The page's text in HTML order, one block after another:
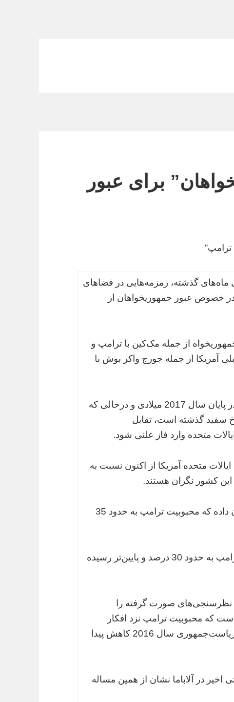
برای عبور
ترامپ”
ماه‌های گذشته، زمزمه‌هایی در فضاهای
خصوص عبور جمهوریخواهان از‌
از جمله مک‌کین با‌ ترامپ و
آمریکا از جمله جورج واکر بوش با
با این حال کمتر کسی تصور می‌کرد که در پایان سال 2017 میلادی و درحالی که
سفید گذشته است، تقابل
متحده وارد فاز علنی شود.
متحده آمریکا از اکنون نسبت به
میانگین نظرسنجی‌ها در این کشور نشان داده که محبوبیت‌ ترامپ به حدود 35
حتی در برخی نظرسنجی‌ها، محبوبیت‌ ترامپ به حدود 30 درصد و پایین‌تر رسیده
نظرسنجی‌های صورت گرفته را
که محبوبیت‌ ترامپ ‌نزد افکار
عمومی آمریکا نسبت به زمان انتخابات ریاست‌جمهوری سال 2016 کاهش پیدا
اخیر در آلاباما نشان از همین مساله